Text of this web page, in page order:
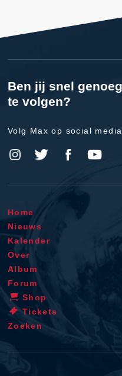
Ben jij snel
te volgen?
Volg Max op social
Home
Nieuws
Kalender
Over
Album
Forum
Shop
Tickets
Zoeken